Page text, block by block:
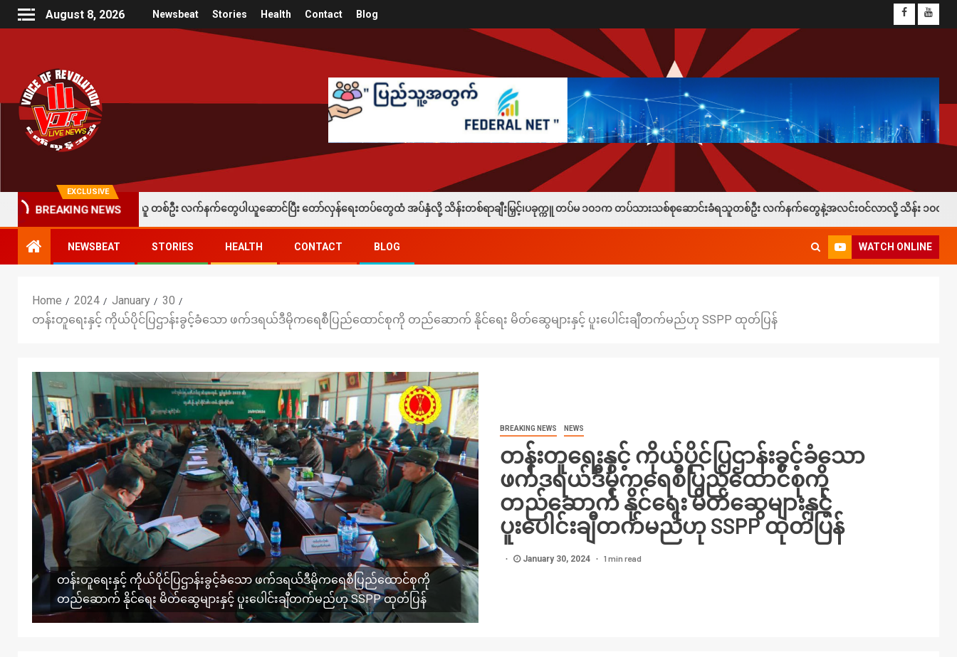
August 8, 2026 Newsbeat Stories Health Contact Blog
EXCLUSIVE
BREAKING NEWS
းရတဲ့ပြည်သူ တစ်ဦး လက်နက်တွေပါယူဆောင်ပြီး တော်လှန်ရေးတပ်တွေထံ အပ်နှံလို့ သိန်းတစ်ရာချီးမြှင့်၊ပခုက္ကူ တပ်မ ၁၀၁က တပ်သားသစ်စုဆောင်းခံရသူတစ်ဦး လက်နက်တွေနဲ့အလင်းဝင်လာလို့ သိန်း ၁၀၀နဲ့ ဖုန်း ၁လုံးချီးမြှင့်
NEWSBEAT STORIES HEALTH CONTACT BLOG WATCH ONLINE
Home 2024 January
30
တန်းတူရေးနှင့် ကိုယ်ပိုင်ပြဌာန်းခွင့်ခံသော ဖက်ဒရယ်ဒီမိုကရေစီပြည်ထောင်စုကို တည်ဆောက် နိုင်ရေး မိတ်ဆွေများနှင့် ပူးပေါင်းချီတက်မည်ဟု SSPP ထုတ်ပြန်
တန်းတူရေးနှင့် ကိုယ်ပိုင်ပြဌာန်းခွင့်ခံသော ဖက်ဒရယ်ဒီမိုကရေစီပြည်ထောင်စုကို
တည်ဆောက် နိုင်ရေး မိတ်ဆွေများနှင့် ပူးပေါင်းချီတက်မည်ဟု SSPP ထုတ်ပြန်
BREAKING NEWS NEWS
တန်းတူရေးနှင့် ကိုယ်ပိုင်ပြဌာန်းခွင့်ခံသော
ဖက်ဒရယ်ဒီမိုကရေစီပြည်ထောင်စုကို
တည်ဆောက် နိုင်ရေး မိတ်ဆွေများနှင့်
ပူးပေါင်းချီတက်မည်ဟု SSPP ထုတ်ပြန်
January 30, 2024 1 min read